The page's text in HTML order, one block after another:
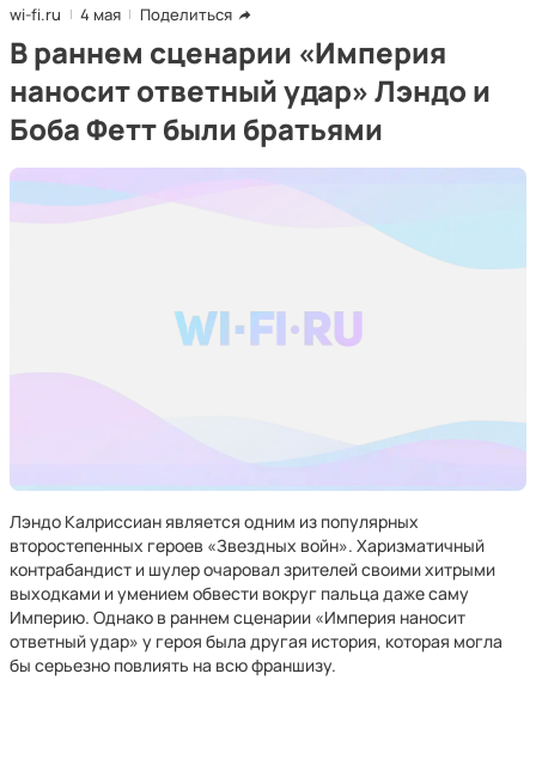
wi-fi.ru 4 мая Поделиться
В раннем сценарии «Империя
наносит ответный удар» Лэндо и
Боба Фетт были братьями
Лэндо Калриссиан является одним из популярных
второстепенных героев «Звездных войн». Харизматичный
контрабандист и шулер очаровал зрителей своими хитрыми
выходками и умением обвести вокруг пальца даже саму
Империю. Однако в раннем сценарии «Империя наносит
ответный удар» у героя была другая история, которая могла
бы серьезно повлиять на всю франшизу.